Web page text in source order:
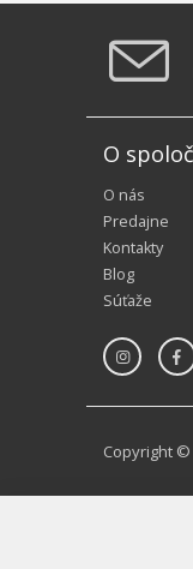
O
O nás
Predajne
Kontakty
Blog
Súťaže
Copyright ©